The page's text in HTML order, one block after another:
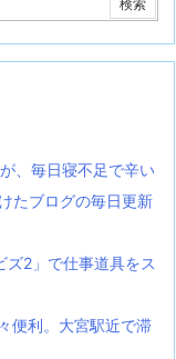
、毎日寝不足で辛い
たブログの毎日更新
ズ2」で仕事道具をス
便利。大宮駅近で滞